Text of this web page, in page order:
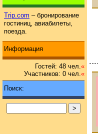
Trip.com – бронирование
гостиниц, авиабилеты,
поезда.
Информация
Гостей: 48 чел.«
Участников: 0 чел.«
Поиск: